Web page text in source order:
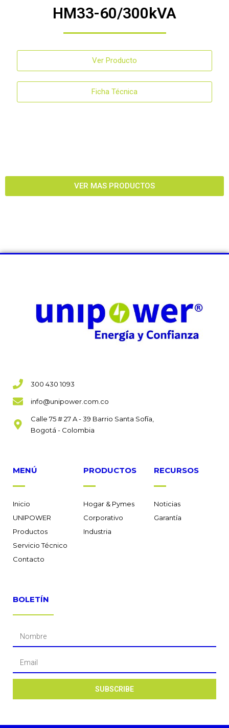
HM33-60/300kVA
Ver Producto
Ficha Técnica
VER MAS PRODUCTOS
300 430 1093
info@unipower.com.co
Calle 75 # 27 A - 39 Barrio Santa Sofía,
Bogotá - Colombia
MENÚ
Inicio
UNIPOWER
Productos
Servicio Técnico
Contacto
PRODUCTOS
Hogar & Pymes
Corporativo
Industria
RECURSOS
Noticias
Garantía
BOLETÍN
SUBSCRIBE